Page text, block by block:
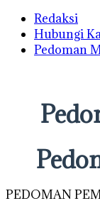
Redaksi
Hubungi
Pedoman
PEDOMAN